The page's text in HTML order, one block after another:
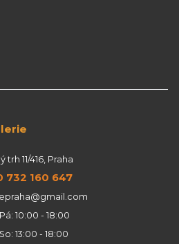
trh 11/416, Praha
732 160 647
10:00 - 18:00
13:00 - 18:00